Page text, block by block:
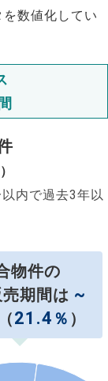
数値化してい
内で過去3年以
物件の
期間は ~
（21.4 ％ ）